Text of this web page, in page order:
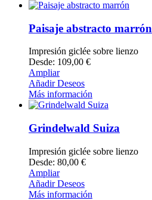
Paisaje abstracto marrón
Impresión giclée sobre lienzo
Desde: 109,00 €
Ampliar
Añadir Deseos
Más información
Grindelwald Suiza
Impresión giclée sobre lienzo
Desde: 80,00 €
Ampliar
Añadir Deseos
Más información